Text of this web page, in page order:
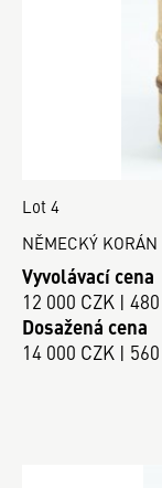
Lot 4
NĚMECKÝ KORÁN
Vyvolávací cena
12 000 CZK |
Dosažená cena
14 000 CZK |